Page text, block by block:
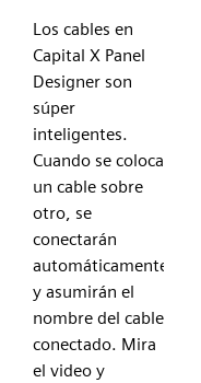
Los cables en
Capital X Panel
Designer son
súper
inteligentes.
Cuando se coloca
un cable sobre
otro, se
conectarán
automáticamente
y asumirán el
nombre del cable
conectado. Mira
el video y